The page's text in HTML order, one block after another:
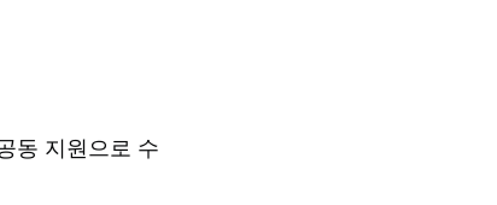
동 지원으로 수